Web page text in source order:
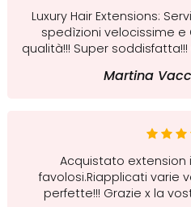
Luxury Hair Extensions:
spedìzioni velocissime e
qualità!!! Super
Martina
Acquistato extension
favolosi.Riapplicati varie
perfette!!! Grazie x la